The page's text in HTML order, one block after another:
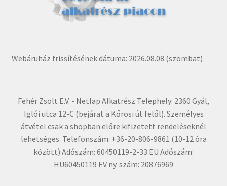
Webáruház frissítésének dátuma: 2026.08.08.(szombat)
Fehér Zsolt E.V. - Netlap Alkatrész Telephely: 2360 Gyál,
Iglói utca 12-C (bejárat a Kőrösi út felől). Személyes
átvétel csak a shopban előre kifizetett rendeléseknél
lehetséges. Telefonszám: +36-20-806-9861 (10-12 óra
között) Adószám: 60450119-2-33 EU Adószám:
HU60450119 EV ny. szám: 20876969